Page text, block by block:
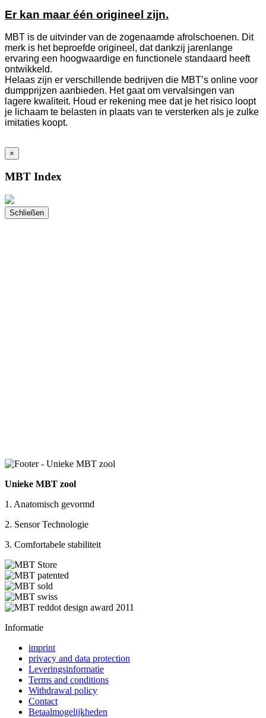
Er kan maar één origineel zijn.
MBT is de uitvinder van de zogenaamde afrolschoenen. Dit
merk is het beproefde origineel, dat dankzij jarenlange
ervaring een hoogwaardige en functionele standaard heeft
ontwikkeld.
Helaas zijn er verschillende bedrijven die MBT’s online voor
dumpprijzen aanbieden. Het gaat om vervalsingen van
lagere kwaliteit. Houd er rekening mee dat je het risico loopt
je lichaam te belasten in plaats van te versterken als je zulke
imitaties koopt.
×
MBT Index
Schließen
Unieke MBT zool
1. Anatomisch gevormd
2. Sensor Technologie
3. Comfortabele stabiliteit
Informatie
imprint
privacy and data protection
Leveringsinformatie
Terms and conditions
Withdrawal policy
Contact
Betaalmogelijkheden